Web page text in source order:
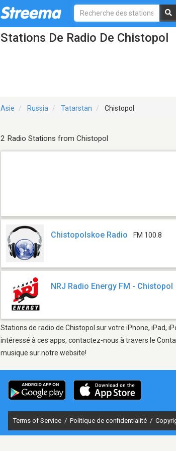
Stations De Radio De Chistopol
Asie Russia Tatarstan Chistopol
2 Radio Stations from Chistopol
Chistopolskoe Radio FM 100.8
NRJ Radio Energy FM - Chistopol
Stations de radio de Chistopol sur votre iPhone, iPad,
intéressé à ces apps, contactez-nous à travers le
musique sur notre website!
Terms of Service / Politique de confidentialité /